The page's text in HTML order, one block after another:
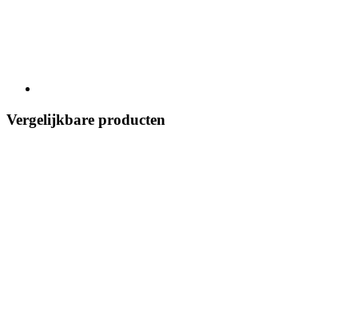
Vergelijkbare producten